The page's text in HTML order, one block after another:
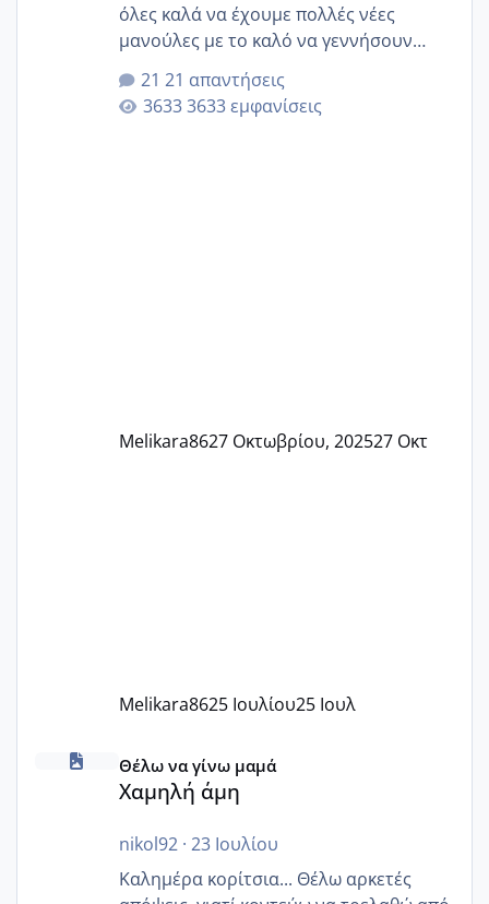
όλες καλά να έχουμε πολλές νέες
μανούλες με το καλό να γεννήσουν
αυτές που ήδη περιμένουν. Να πάρουν
γερα μωράκια στην αγκαλίτσα τους
🙏🏼🙏🏼 Ας πάμε λοιπόν στο θέμα μου.
21 απαντήσεις
3633 εμφανίσεις
Melikara8627 Οκτωβρίου, 202527 Οκτ
Melikara8625 Ιουλίου25 Ιουλ
Χαμηλή άμη
Θέλω να γίνω μαμά
Χαμηλή άμη
nikol92· 23 Ιουλίου
Καλημέρα κορίτσια... Θέλω αρκετές